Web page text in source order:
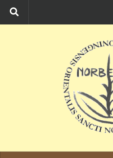
Ga naar de inhoud